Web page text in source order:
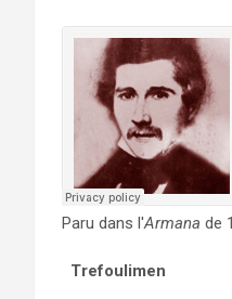
Paru dans l'Armana de
Trefoulimen